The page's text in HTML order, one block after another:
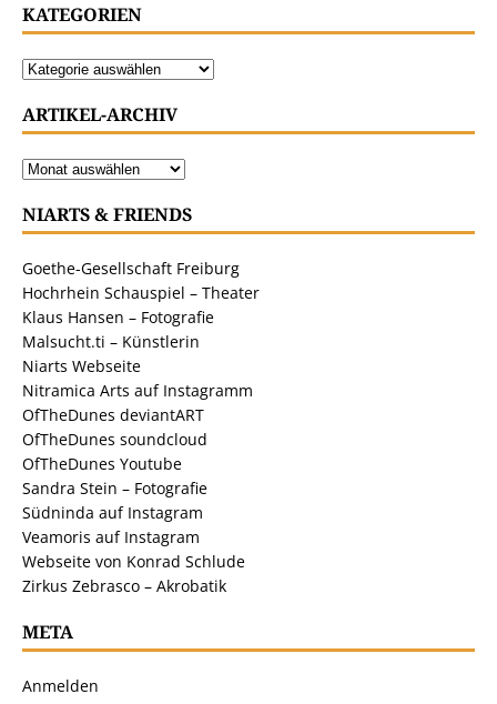
KATEGORIEN
ARTIKEL-ARCHIV
NIARTS & FRIENDS
Goethe-Gesellschaft Freiburg
Hochrhein Schauspiel – Theater
Klaus Hansen – Fotografie
Malsucht.ti – Künstlerin
Niarts Webseite
Nitramica Arts auf Instagramm
OfTheDunes deviantART
OfTheDunes soundcloud
OfTheDunes Youtube
Sandra Stein – Fotografie
Südninda auf Instagram
Veamoris auf Instagram
Webseite von Konrad Schlude
Zirkus Zebrasco – Akrobatik
META
Anmelden